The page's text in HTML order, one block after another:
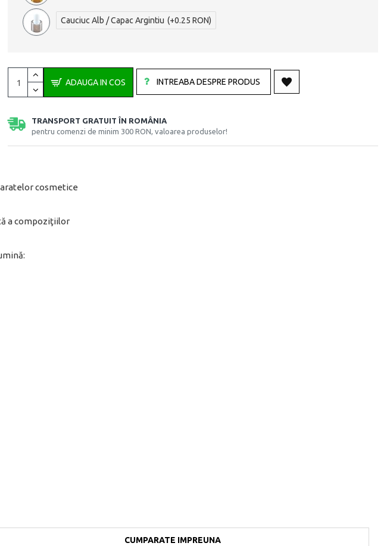
Cauciuc Alb / Capac Argintiu (+0.25 RON)
ADAUGA IN COS INTREABA DESPRE PRODUS
TRANSPORT GRATUIT ÎN ROMÂNIA
pentru comenzi de minim 300 RON, valoarea produselor!
cosmetice
a compoziţiilor
CUMPARATE IMPREUNA